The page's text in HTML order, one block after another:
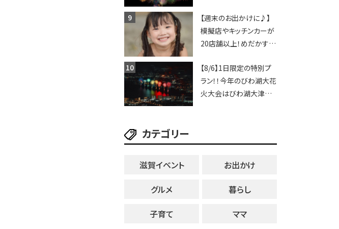
【週末のお出かけに♪】
模擬店やキッチンカーが
20店舗以上！めだかすく
ソングライターによるライ
ブなど。【和邇ふれあい夏
祭り】
【8/6】1日限定の特別プ
ラン！！今年のびわ湖大花
火大会はびわ湖大津プリ
カテゴリー
滋賀イベント
お出かけ
グルメ
暮らし
子育て
ママ